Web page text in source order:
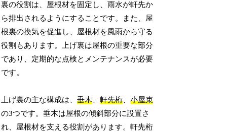
裏の役割は、屋根材を固定し、雨水が軒先か
ら排出されるようにすることです。また、屋
根裏の換気を促進し、屋根材を風雨から守る
役割もあります。上げ裏は屋根の重要な部分
であり、定期的な点検とメンテナンスが必要
です。
上げ裏の主な構成は、垂木、軒先桁、小屋束
の3つです。垂木は屋根の傾斜部分に設置さ
れ、屋根材を支える役割があります。軒先桁